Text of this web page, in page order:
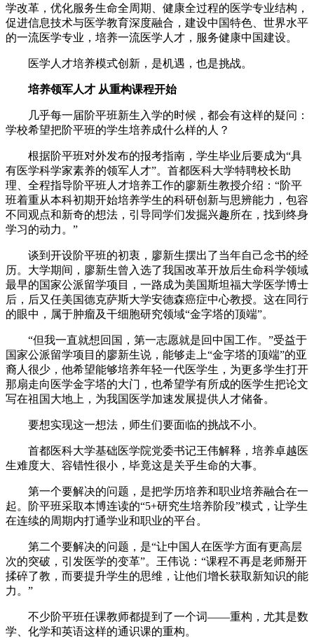
学改革，优化服务生命全周期、健康全过程的医学专业结构，
促进信息技术与医学教育深度融合，建设中国特色、世界水平
的一流医学专业，培养一流医学人才，服务健康中国建设。
医学人才培养模式创新，是机遇，也是挑战。
培养领军人才 从重构课程开始
几乎每一届阶平班新生入学的时候，都会有这样的疑问：
学校希望把阶平班的学生培养成什么样的人？
根据阶平班对外发布的报考指南，学生毕业后要成为“具
有医学科学家素养的领军人才”。首都医科大学特聘校长助
理、全程指导阶平班人才培养工作的廖新生教授介绍：“阶平
班着重从本科初期开始培养学生的科研创新与思辨能力，包容
不同观点和新奇的想法，引导同学们发掘兴趣所在，找到终身
学习的动力。”
谈到开设阶平班的初衷，廖新生摆出了当年自己念书的经
历。大学期间，廖新生曾入选了我国改革开放后生命科学领域
最早的国家公派留学项目，一路成为美国斯坦福大学医学博士
后，后又任美国德克萨斯大学安德森癌症中心教授。这在同行
的眼中，属于肿瘤及干细胞研究领域“金字塔的顶端”。
“但我一直就想回国，第一志愿就是回中国工作。”受益于
国家公派留学项目的廖新生说，能够走上“金字塔的顶端”的亚
裔人很少，他希望能够培养年轻一代医学生，为更多学生打开
那扇走向医学金字塔的大门，也希望学有所成的医学生把论文
写在祖国大地上，为我国医学加速发展提供人才储备。
要想实现这一想法，师生们要面临的挑战不小。
首都医科大学基础医学院党委书记王伟解释，培养卓越医
生难度大、容错性很小，毕竟这是关乎生命的大事。
第一个要解决的问题，是把学历培养和职业培养融合在一
起。阶平班采取本博连读的“5+研究生培养阶段”模式，让学生
在连续的周期内打通学业和职业的平台。
第二个要解决的问题，是“让中国人在医学方面有更高层
次的突破，引发医学的变革”。王伟说：“课程不再是老师掰开
揉碎了教，而要提升学生的思维，让他们增长获取新知识的能
力。”
不少阶平班任课教师都提到了一个词——重构，尤其是数
学、化学和英语这样的通识课的重构。